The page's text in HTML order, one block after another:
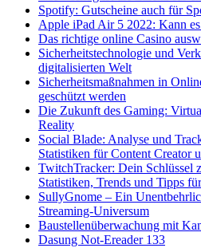
Spotify: Gutscheine auch für
Apple iPad Air 5 2022: Kann
Das richtige online Casino
Sicherheitstechnologie und
digitalisierten Welt
Sicherheitsmaßnahmen in
geschützt werden
Die Zukunft des Gaming:
Reality
Social Blade: Analyse und
Statistiken für Content Creator
TwitchTracker: Dein Schlüssel
Statistiken, Trends und Tipps
SullyGnome – Ein
Streaming-Universum
Baustellenüberwachung mit
Dasung Not-Ereader 133